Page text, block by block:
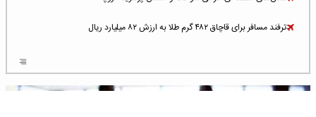
ترفند مسافر برای قاچاق ۴۸۲ گرم طلا به ارزش ۸۲ میلیارد ریال
شلوغ‌ترین فرودگاه‌های اروپا در ۲۰۲۵: لندن، استانبول و پاریس